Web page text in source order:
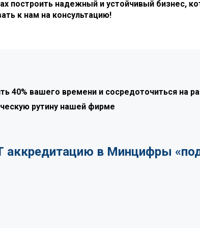
построить надежный и устойчивый бизнес,
к нам на консультацию!
40% вашего времени и сосредоточиться на
рутину нашей фирме
аккредитацию в Минцифры